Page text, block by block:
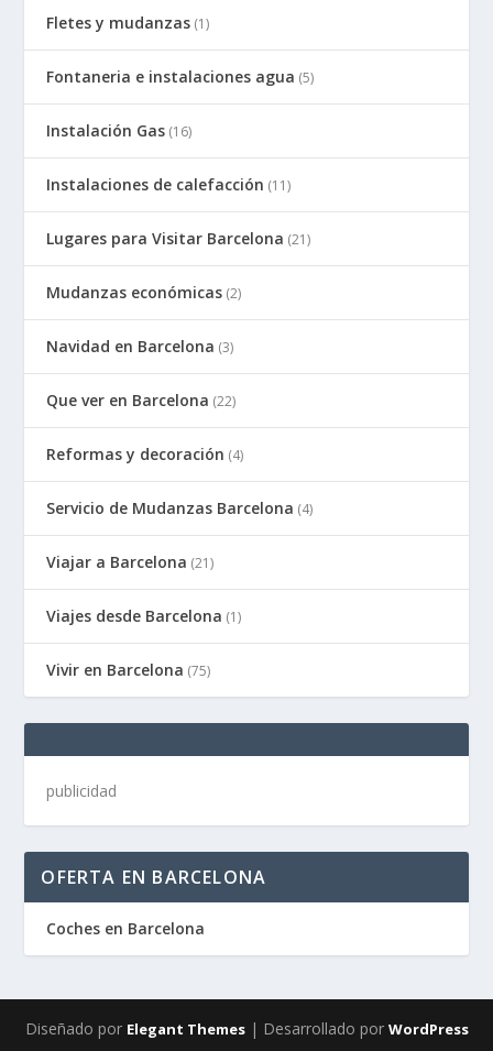
Fletes y mudanzas (1)
Fontaneria e instalaciones agua (5)
Instalación Gas (16)
Instalaciones de calefacción (11)
Lugares para Visitar Barcelona (21)
Mudanzas económicas (2)
Navidad en Barcelona (3)
Que ver en Barcelona (22)
Reformas y decoración (4)
Servicio de Mudanzas Barcelona (4)
Viajar a Barcelona (21)
Viajes desde Barcelona (1)
Vivir en Barcelona (75)
publicidad
OFERTA EN BARCELONA
Coches en Barcelona
Diseñado por Elegant Themes| Desarrollado por WordPress